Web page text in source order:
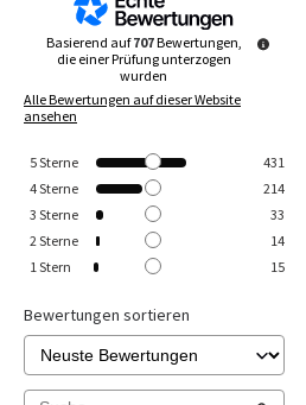
Basierend auf707Bewertungen,
die einer Prüfung unterzogen
wurden
Alle Bewertungen auf dieser Website
ansehen
5Sterne
431
4Sterne
214
3 Sterne
33
2 Sterne
14
1 Stern 15
Bewertungen sortieren